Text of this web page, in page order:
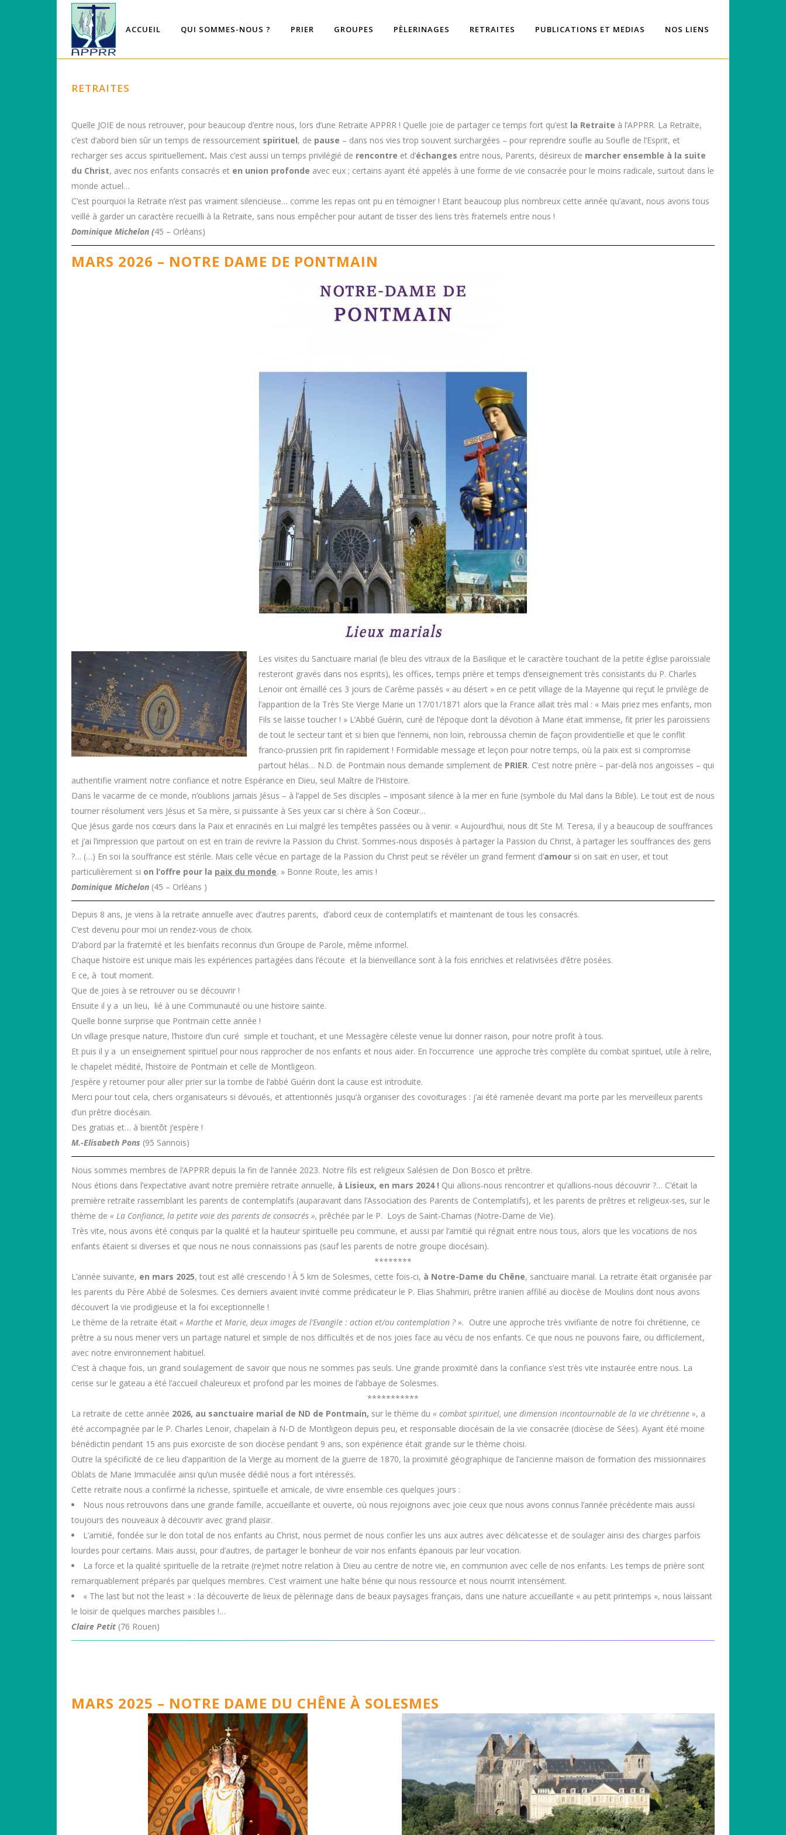
ACCUEIL QUI SOMMES-NOUS ? PRIER GROUPES PÈLERINAGES RETRAITES PUBLICATIONS ET MEDIAS NOS LIENS
RETRAITES
Quelle JOIE de nous retrouver, pour beaucoup d’entre nous, lors d’une Retraite APPRR ! Quelle joie de partager ce temps fort qu’est la Retraite à l’APPRR. La Retraite,
c’est d’abord bien sûr un temps de ressourcement spirituel, de pause – dans nos vies trop souvent surchargées – pour reprendre soufle au Soufle de l’Esprit, et
recharger ses accus spirituellement. Mais c’est aussi un temps privilégié de rencontre et d’échanges entre nous, Parents, désireux de marcher ensemble à la suite
du Christ, avec nos enfants consacrés et en union profonde avec eux ; certains ayant été appelés à une forme de vie consacrée pour le moins radicale, surtout dans le
monde actuel…
C’est pourquoi la Retraite n’est pas vraiment silencieuse… comme les repas ont pu en témoigner ! Etant beaucoup plus nombreux cette année qu’avant, nous avons tous
veillé à garder un caractère recueilli à la Retraite, sans nous empêcher pour autant de tisser des liens très fraternels entre nous !
Dominique Michelon (45 – Orléans)
MARS 2026 – NOTRE DAME DE PONTMAIN
Les visites du Sanctuaire marial (le bleu des vitraux de la Basilique et le caractère touchant de la petite église paroissiale
resteront gravés dans nos esprits), les offices, temps prière et temps d’enseignement très consistants du P. Charles
Lenoir ont émaillé ces 3 jours de Carême passés « au désert » en ce petit village de la Mayenne qui reçut le privilège de
l’apparition de la Très Ste Vierge Marie un 17/01/1871 alors que la France allait très mal : « Mais priez mes enfants, mon
Fils se laisse toucher ! » L’Abbé Guérin, curé de l’époque dont la dévotion à Marie était immense, fit prier les paroissiens
de tout le secteur tant et si bien que l’ennemi, non loin, rebroussa chemin de façon providentielle et que le conflit
franco-prussien prit fin rapidement ! Formidable message et leçon pour notre temps, où la paix est si compromise
partout hélas… N.D. de Pontmain nous demande simplement de PRIER. C’est notre prière – par-delà nos angoisses – qui
authentifie vraiment notre confiance et notre Espérance en Dieu, seul Maître de l‘Histoire.
Dans le vacarme de ce monde, n’oublions jamais Jésus – à l’appel de Ses disciples – imposant silence à la mer en furie (symbole du Mal dans la Bible). Le tout est de nous
tourner résolument vers Jésus et Sa mère, si puissante à Ses yeux car si chère à Son Coœur…
Que Jésus garde nos cœurs dans la Paix et enracinés en Lui malgré les tempêtes passées ou à venir. « Aujourd’hui, nous dit Ste M. Teresa, il y a beaucoup de souffrances
et j’ai l’impression que partout on est en train de revivre la Passion du Christ. Sommes-nous disposés à partager la Passion du Christ, à partager les souffrances des gens
?… (…) En soi la souffrance est stérile. Mais celle vécue en partage de la Passion du Christ peut se révéler un grand ferment d’amour si on sait en user, et tout
particulièrement si on l’offre pour la paix du monde. » Bonne Route, les amis !
Dominique Michelon (45 – Orléans )
Depuis 8 ans, je viens à la retraite annuelle avec d’autres parents, d’abord ceux de contemplatifs et maintenant de tous les consacrés.
C’est devenu pour moi un rendez-vous de choix.
D’abord par la fraternité et les bienfaits reconnus d’un Groupe de Parole, même informel.
Chaque histoire est unique mais les expériences partagées dans l’écoute et la bienveillance sont à la fois enrichies et relativisées d’être posées.
E ce, à tout moment.
Que de joies à se retrouver ou se découvrir !
Ensuite il y a un lieu, lié à une Communauté ou une histoire sainte.
Quelle bonne surprise que Pontmain cette année !
Un village presque nature, l’histoire d’un curé simple et touchant, et une Messagère céleste venue lui donner raison, pour notre profit à tous.
Et puis il y a un enseignement spirituel pour nous rapprocher de nos enfants et nous aider. En l’occurrence une approche très complète du combat spirituel, utile à relire,
le chapelet médité, l’histoire de Pontmain et celle de Montligeon.
J’espère y retourner pour aller prier sur la tombe de l’abbé Guérin dont la cause est introduite.
Merci pour tout cela, chers organisateurs si dévoués, et attentionnés jusqu’à organiser des covoiturages : j’ai été ramenée devant ma porte par les merveilleux parents
d’un prêtre diocésain.
Des gratias et… à bientôt j’espère !
M.-Elisabeth Pons (95 Sannois)
Nous sommes membres de l’APPRR depuis la fin de l’année 2023. Notre fils est religieux Salésien de Don Bosco et prêtre.
Nous étions dans l’expectative avant notre première retraite annuelle, à Lisieux, en mars 2024 ! Qui allions-nous rencontrer et qu’allions-nous découvrir ?… C’était la
première retraite rassemblant les parents de contemplatifs (auparavant dans l’Association des Parents de Contemplatifs), et les parents de prêtres et religieux-ses, sur le
thème de « La Confiance, la petite voie des parents de consacrés », prêchée par le P. Loys de Saint-Chamas (Notre-Dame de Vie).
Très vite, nous avons été conquis par la qualité et la hauteur spirituelle peu commune, et aussi par l’amitié qui régnait entre nous tous, alors que les vocations de nos
enfants étaient si diverses et que nous ne nous connaissions pas (sauf les parents de notre groupe diocésain).
********
L’année suivante, en mars 2025, tout est allé crescendo ! À 5 km de Solesmes, cette fois-ci, à Notre-Dame du Chêne, sanctuaire marial. La retraite était organisée par
les parents du Père Abbé de Solesmes. Ces derniers avaient invité comme prédicateur le P. Elias Shahmiri, prêtre iranien affilié au diocèse de Moulins dont nous avons
découvert la vie prodigieuse et la foi exceptionnelle !
Le thème de la retraite était « Marthe et Marie, deux images de l’Evangile : action et/ou contemplation ? ». Outre une approche très vivifiante de notre foi chrétienne, ce
prêtre a su nous mener vers un partage naturel et simple de nos difficultés et de nos joies face au vécu de nos enfants. Ce que nous ne pouvons faire, ou difficilement,
avec notre environnement habituel.
C’est à chaque fois, un grand soulagement de savoir que nous ne sommes pas seuls. Une grande proximité dans la confiance s’est très vite instaurée entre nous. La
cerise sur le gateau a été l’accueil chaleureux et profond par les moines de l’abbaye de Solesmes.
***********
La retraite de cette année 2026, au sanctuaire marial de ND de Pontmain, sur le thème du « combat spirituel, une dimension incontournable de la vie chrétienne », a
été accompagnée par le P. Charles Lenoir, chapelain à N-D de Montligeon depuis peu, et responsable diocésain de la vie consacrée (diocèse de Sées). Ayant été moine
bénédictin pendant 15 ans puis exorciste de son diocèse pendant 9 ans, son expérience était grande sur le thème choisi.
Outre la spécificité de ce lieu d’apparition de la Vierge au moment de la guerre de 1870, la proximité géographique de l’ancienne maison de formation des missionnaires
Oblats de Marie Immaculée ainsi qu’un musée dédié nous a fort intéressés.
Cette retraite nous a confirmé la richesse, spirituelle et amicale, de vivre ensemble ces quelques jours :
Nous nous retrouvons dans une grande famille, accueillante et ouverte, où nous rejoignons avec joie ceux que nous avons connus l’année précédente mais aussi
toujours des nouveaux à découvrir avec grand plaisir.
L’amitié, fondée sur le don total de nos enfants au Christ, nous permet de nous confier les uns aux autres avec délicatesse et de soulager ainsi des charges parfois
lourdes pour certains. Mais aussi, pour d’autres, de partager le bonheur de voir nos enfants épanouis par leur vocation.
La force et la qualité spirituelle de la retraite (re)met notre relation à Dieu au centre de notre vie, en communion avec celle de nos enfants. Les temps de prière sont
remarquablement préparés par quelques membres. C’est vraiment une halte bénie qui nous ressource et nous nourrit intensément.
« The last but not the least » : la découverte de lieux de pèlerinage dans de beaux paysages français, dans une nature accueillante « au petit printemps », nous laissant
le loisir de quelques marches paisibles !…
Claire Petit (76 Rouen)
MARS 2025 – NOTRE DAME DU CHÊNE À SOLESMES